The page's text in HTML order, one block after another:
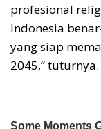
profesional
Indonesia
yang siap
2045,” tuturnya.